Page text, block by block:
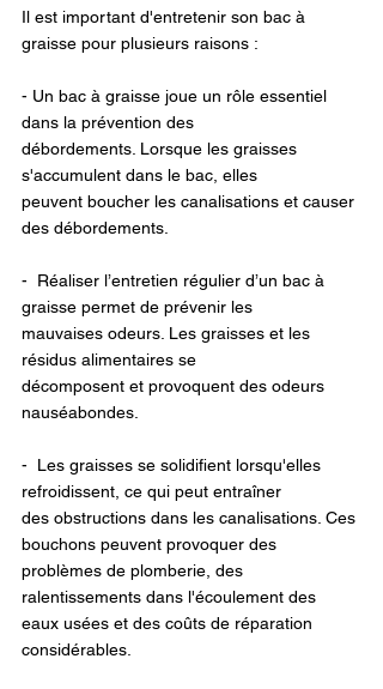
Il est important d'entretenir son bac à
graisse pour plusieurs raisons :
- Un bac à graisse joue un rôle essentiel
dans la prévention des
débordements. Lorsque les graisses
s'accumulent dans le bac, elles
peuvent boucher les canalisations et causer
des débordements.
-  Réaliser l’entretien régulier d’un bac à
graisse permet de prévenir les
mauvaises odeurs. Les graisses et les
résidus alimentaires se
décomposent et provoquent des odeurs
nauséabondes.
-  Les graisses se solidifient lorsqu'elles
refroidissent, ce qui peut entraîner
des obstructions dans les canalisations. Ces
bouchons peuvent provoquer des
problèmes de plomberie, des
ralentissements dans l'écoulement des
eaux usées et des coûts de réparation
considérables.